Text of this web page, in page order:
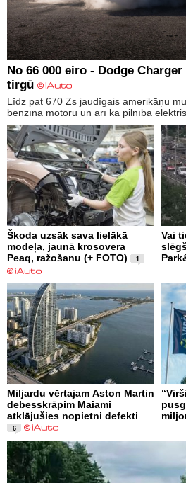
No 66 000 eiro - Dodge
tirgū
Līdz pat 670 Zs jaudīgais amerikāņu
benzīna motoru un arī kā pilnībā
Škoda uzsāk sava lielākā
modeļa, jaunā krosovera
Peaq, ražošanu (+ FOTO)
1
Vai
Miljardu vērtajam Aston Martin
debesskrāpim Maiami
atklājušies nopietni defekti
6